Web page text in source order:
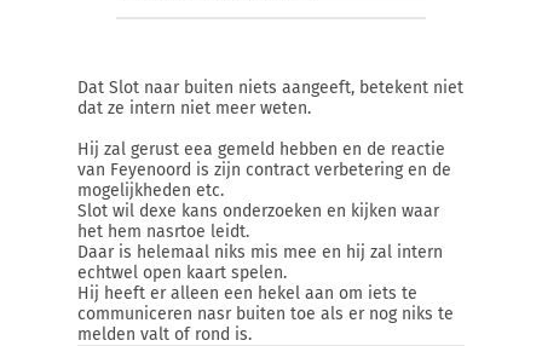
Dat Slot naar buiten niets aangeeft, betekent niet
dat ze intern niet meer weten.
Hij zal gerust eea gemeld hebben en de reactie
van Feyenoord is zijn contract verbetering en de
mogelijkheden etc.
Slot wil dexe kans onderzoeken en kijken waar
het hem nasrtoe leidt.
Daar is helemaal niks mis mee en hij zal intern
echtwel open kaart spelen.
Hij heeft er alleen een hekel aan om iets te
communiceren nasr buiten toe als er nog niks te
melden valt of rond is.